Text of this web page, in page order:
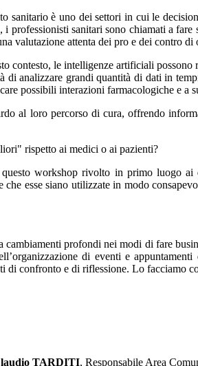
sanitario è uno dei settori in cui le
i professionisti sanitari sono chiamati a
valutazione attenta dei pro e dei contro
contesto, le intelligenze artificiali
di analizzare grandi quantità di dati in
possibili interazioni farmacologiche e a
al loro percorso di cura, offrendo
rispetto ai medici o ai pazienti?
workshop rivolto in primo luogo
esse siano utilizzate in modo
profondi nei modi di fare
di eventi e
confronto e di riflessione. Lo facciamo
TARDITI, Responsabile Area